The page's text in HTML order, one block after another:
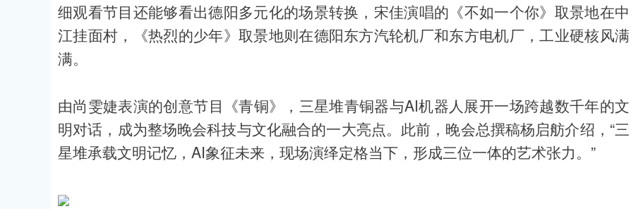
细观看节目还能够看出德阳多元化的场景转换，宋佳演唱的《不如一个你》取景地在中
江挂面村，《热烈的少年》取景地则在德阳东方汽轮机厂和东方电机厂，工业硬核风满
满。
由尚雯婕表演的创意节目《青铜》，三星堆青铜器与AI机器人展开一场跨越数千年的文
明对话，成为整场晚会科技与文化融合的一大亮点。此前，晚会总撰稿杨启舫介绍，“三
星堆承载文明记忆，AI象征未来，现场演绎定格当下，形成三位一体的艺术张力。”